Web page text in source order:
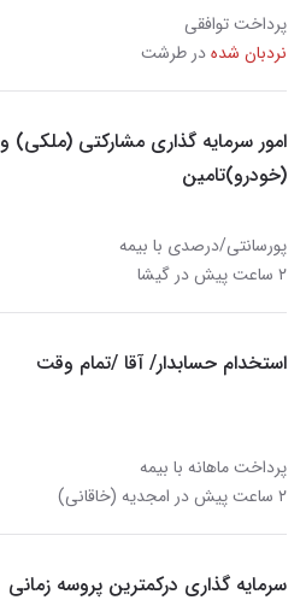
پرداخت توافقی
نردبان شدهدر طرشت
امور سرمایه‌ گذاری مشارکتی (ملکی) و
(خودرو)تامین
پورسانتی/درصدی با بیمه
۲ ساعت پیش در گیشا
استخدام حسابدار/ آقا /تمام وقت
پرداخت ماهانه با بیمه
۲ ساعت پیش در امجدیه (خاقانی)
سرمایه گذاری درکمترین پروسه زمانی